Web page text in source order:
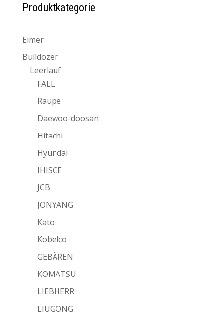
Produktkategorie
Eimer
Bulldozer
Leerlauf
FALL
Raupe
Daewoo-doosan
Hitachi
Hyundai
IHISCE
JCB
JONYANG
Kato
Kobelco
GEBÄREN
KOMATSU
LIEBHERR
LIUGONG